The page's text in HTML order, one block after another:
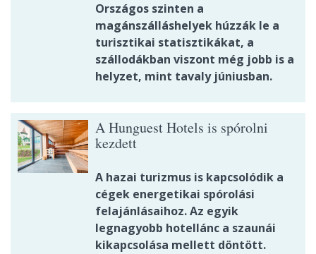
Országos szinten a
magánszálláshelyek húzzák le a
turisztikai statisztikákat, a
szállodákban viszont még jobb is a
helyzet, mint tavaly júniusban.
A Hunguest Hotels is spórolni
kezdett
A hazai turizmus is kapcsolódik a
cégek energetikai spórolási
felajánlásaihoz. Az egyik
legnagyobb hotellánc a szaunái
kikapcsolása mellett döntött.